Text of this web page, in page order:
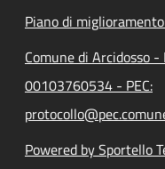
Piano di
Comune di Arcidosso
00103760534 - PEC:
Powered by Sportello